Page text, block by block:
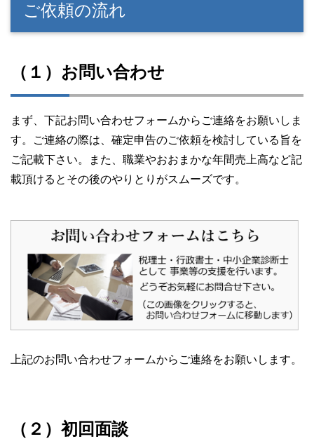
ご依頼の流れ
（１）お問い合わせ
まず、下記お問い合わせフォームからご連絡をお願いしま
す。ご連絡の際は、確定申告のご依頼を検討している旨を
ご記載下さい。また、職業やおおまかな年間売上高など記
載頂けるとその後のやりとりがスムーズです。
上記のお問い合わせフォームからご連絡をお願いします。
（２）初回面談